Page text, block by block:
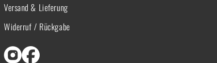
Versand & Lieferung
Widerruf / Rückgabe